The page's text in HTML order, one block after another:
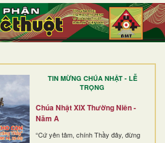
TIN MỪNG CHÚA NHẬT - LỄ
TRỌNG
Chúa Nhật XIX Thường Niên -
Năm A
“Cứ yên tâm, chính Thầy đây, đừng